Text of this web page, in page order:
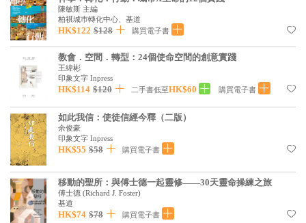
陳敏斯 主編
柏祺城巿轉化中心、基道
HK$122 $128 購買電子書
教會．空間．轉型：24個使命空間的創意實踐
王緯彬
印象文字 Inpress
HK$114 $120 二手書低至HK$60 購買電子書
如此我信：使徒信經今釋（二版）
余俊豪
印象文字 Inpress
HK$55 $58 購買電子書
移動的聖所：與傅士德一起靈修——30天靈命操練之旅
傅士德 (Richard J. Foster)
基道
HK$74 $78 購買電子書